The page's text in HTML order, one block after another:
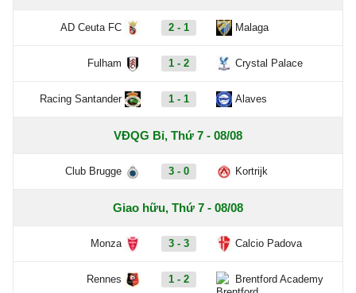
AD Ceuta FC 2 - 1 Malaga
Fulham 1 - 2 Crystal Palace
Racing Santander 1 - 1 Alaves
VĐQG Bỉ, Thứ 7 - 08/08
Club Brugge 3 - 0 Kortrijk
Giao hữu, Thứ 7 - 08/08
Monza 3 - 3 Calcio Padova
Rennes 1 - 2 Brentford Academy